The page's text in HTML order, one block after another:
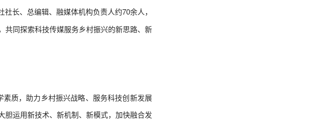
长、总编辑、融媒体机构负责人约70余人，
共同探索科技传媒服务乡村振兴的新思路、新
质，助力乡村振兴战略、服务科技创新发展
运用新技术、新机制、新模式，加快融合发